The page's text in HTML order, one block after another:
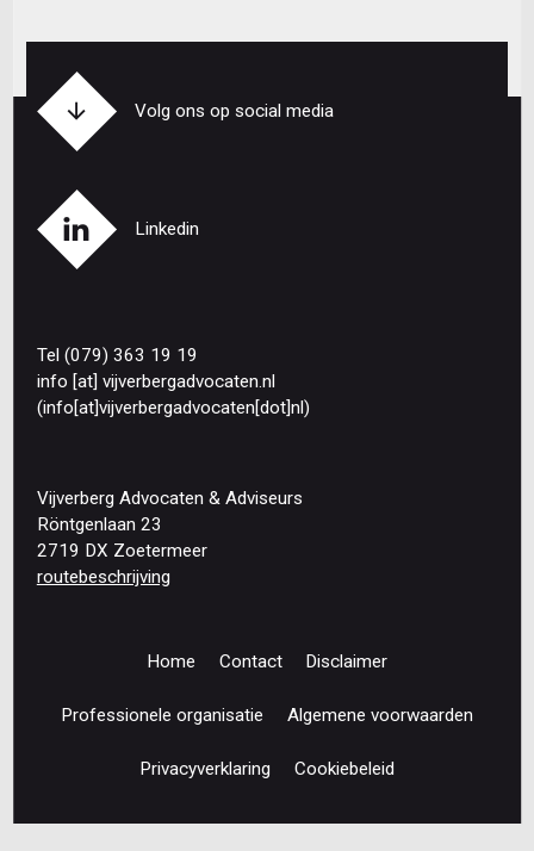
Volg ons op social media
Linkedin
Tel (079) 363 19 19
info [at] vijverbergadvocaten.nl
(info[at]vijverbergadvocaten[dot]nl)
Vijverberg Advocaten & Adviseurs
Röntgenlaan 23
2719 DX Zoetermeer
routebeschrijving
Home Contact Disclaimer
Professionele organisatie Algemene voorwaarden
Privacyverklaring Cookiebeleid